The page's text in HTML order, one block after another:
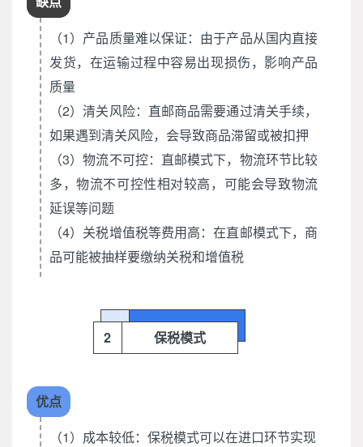
（1）产品质量难以保证：由于产品从国内直接
发货，在运输过程中容易出现损伤，影响产品
质量
（2）清关风险：直邮商品需要通过清关手续，
如果遇到清关风险，会导致商品滞留或被扣押
（3）物流不可控：直邮模式下，物流环节比较
多，物流不可控性相对较高，可能会导致物流
延误等问题
（4）关税增值税等费用高：在直邮模式下，商
品可能被抽样要缴纳关税和增值税
2 保税模式
优点
（1）成本较低：保税模式可以在进口环节实现